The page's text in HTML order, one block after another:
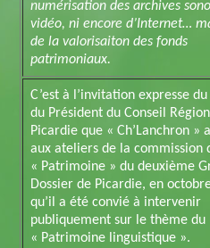
numérisation des archives
vidéo, ni encore d’Internet…
de la valorisaiton des fonds
patrimoniaux.
C’est à l’invitation expresse
du Président du Conseil
Picardie que « Ch’Lanchron »
aux ateliers de la commission
« Patrimoine » du deuxième
Dossier de Picardie, en
qu’il a été convié à intervenir
publiquement sur le thème du
« Patrimoine linguistique ».